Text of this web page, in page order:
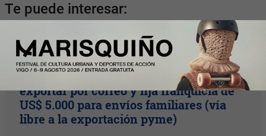
Te puede interesar:
InfoArgentinos
Correo Argentino elimina el tope para
exportar por correo y fija franquicia de
US$ 5.000 para envíos familiares (vía
libre a la exportación pyme)